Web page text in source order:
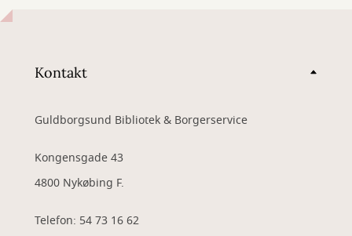
Kontakt
Guldborgsund Bibliotek & Borgerservice
Kongensgade 43
4800 Nykøbing F.
Telefon: 54 73 16 62